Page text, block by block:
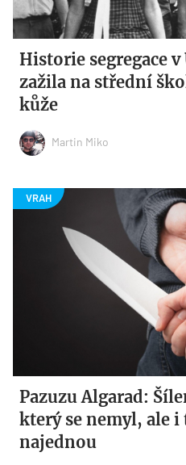
Historie segregace
zažila na střední
kůže
Martin Miko
Pazuzu Algarad:
který se nemyl, ale
najednou